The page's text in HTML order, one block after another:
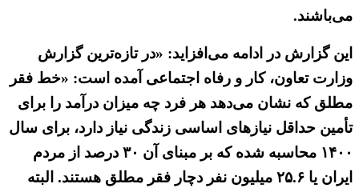
می‌باشند.
این گزارش در ادامه می‌افزاید: «در تازه‌ترین گزارش
وزارت تعاون، کار و رفاه اجتماعی آمده است: «خط فقر
مطلق که نشان می‌دهد هر فرد چه میزان درآمد را برای
تأمین حداقل نیازهای اساسی زندگی نیاز دارد، برای سال
۱۴۰۰ محاسبه شده که بر مبنای آن ۳۰ درصد از مردم
ایران یا ۲۵.۶ میلیون نفر دچار فقر مطلق هستند. البته